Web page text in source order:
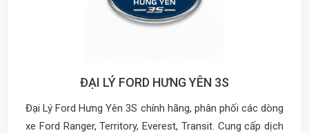
ĐẠI LÝ FORD HƯNG YÊN 3S
Đại Lý Ford Hưng Yên 3S chính hãng, phân phối các dòng
xe Ford Ranger, Territory, Everest, Transit. Cung cấp dịch